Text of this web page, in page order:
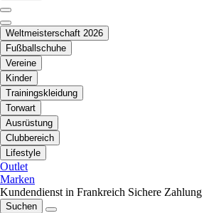
Weltmeisterschaft 2026
Fußballschuhe
Vereine
Kinder
Trainingskleidung
Torwart
Ausrüstung
Clubbereich
Lifestyle
Outlet
Marken
Kundendienst in Frankreich Sichere Zahlung
Suchen